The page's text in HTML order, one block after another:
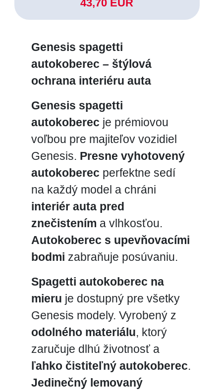
43,70 EUR
Genesis spagetti
autokoberec – štýlová
ochrana interiéru auta
Genesis spagetti
autokoberec je prémiovou
voľbou pre majiteľov vozidiel
Genesis. Presne vyhotovený
autokoberec perfektne sedí
na každý model a chráni
interiér auta pred
znečistením a vlhkosťou.
Autokoberec s upevňovacími
bodmi zabraňuje posúvaniu.
Spagetti autokoberec na
mieru je dostupný pre všetky
Genesis modely. Vyrobený z
odolného materiálu, ktorý
zaručuje dlhú životnosť a
ľahko čistiteľný autokoberec.
Jedinečný lemovaný